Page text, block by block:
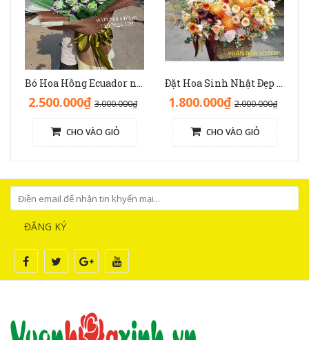
Bó Hoa Hồng Ecuador nhập độc lạ sinh nhật - HB1141
2.500.000₫ 3.000.000₫
CHO VÀO GIỎ
Đặt Hoa Sinh Nhật Đẹp Sang Trọng: Lẵng Hoa Màu Nâu(Nude) - GH1093
1.800.000₫ 2.000.000₫
CHO VÀO GIỎ
ĐĂNG KÝ